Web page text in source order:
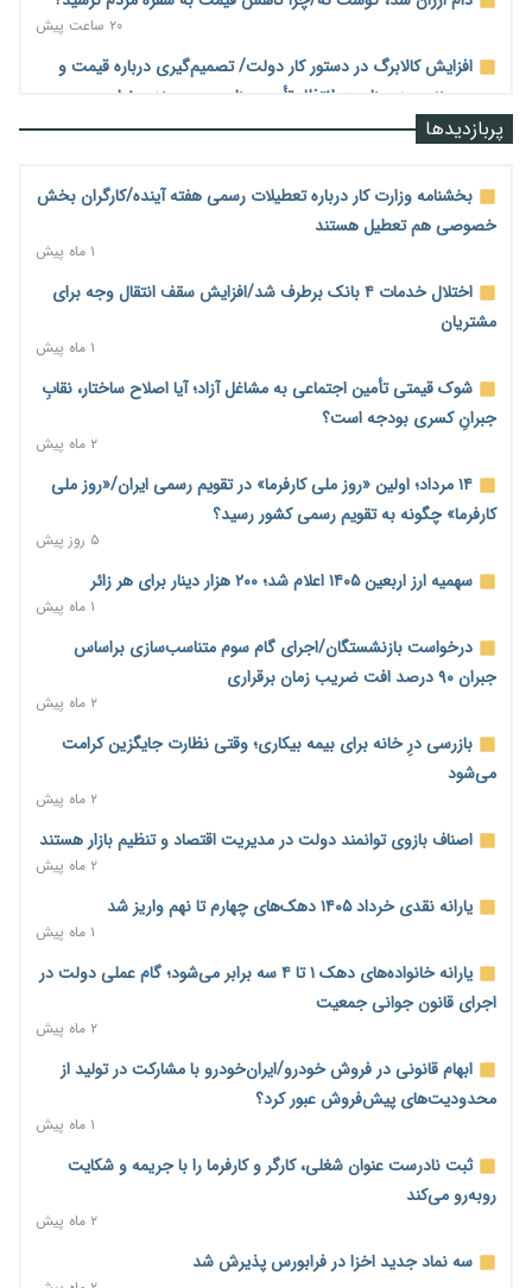
۲۰ ساعت پیش
افزایش کالابرگ در دستور کار دولت/ تصمیم‌گیری درباره قیمت و
سهمیه بنزین همچنان در انتظار تأمین منابع و جمع‌بندی نهایی
متخلفان شد
نرخ سود بانکی در دوراهی تورم و رکود؛ بورس در انتظار تصمیم
سیاست‌گذار
سیاست‌های ناپایدار در بازار جهانی
شیر صنعتی چگونه تولید می‌شود؟ پاسخ مدیر کل استاندارد به
شایعات فضای مجازی
نسخه قطعه‌سازان برای سایپا؛ خروج دولت از مدیریت پیش از
واگذاری
تجارت خارجی ایران در مسیر تسویه فرامرزی با رمزارز
یک سال پرچالش اینترنت/دولت چهاردهم از محدودیت به سمت
توسعه زیرساخت رفت
هشدار دیوان محاسبات درباره حساب‌های خارج از خزانه؛ ۱۲۴ حساب
ارزی در تیررس نظارت
نه از جنگ می‌ترسیم، نه از مذاکره برای منافع ملی
فرمول تازه مستمری در راه است؛ کارگران بازنده اصلاحات تأمین
اجتماعی؟
کنترل ترازنامه بانک‌ها؛ شمشیر دولبه مهار تورم و تأمین مالی تولید
جنگ با تورم از بانک‌ها و بودجه آغاز می‌شود؛ نسخه انضباط آهنین
برای اقتصاد
عینک گران‌تر شد؛ ارز و عوارض گمرکی قدرت خرید مردم را نشانه
رفت
پربازدیدها
بخشنامه وزارت کار درباره تعطیلات رسمی هفته آینده/کارگران بخش
خصوصی هم تعطیل هستند
۱ ماه پیش
اختلال خدمات ۴ بانک برطرف شد/افزایش سقف انتقال وجه برای
مشتریان
۱ ماه پیش
شوک قیمتی تأمین اجتماعی به مشاغل آزاد؛ آیا اصلاح ساختار، نقابِ
جبرانِ کسری بودجه است؟
۲ ماه پیش
۱۴ مرداد؛ اولین «روز ملی کارفرما» در تقویم رسمی ایران/«روز ملی
کارفرما» چگونه به تقویم رسمی کشور رسید؟
۵ روز پیش
سهمیه ارز اربعین ۱۴۰۵ اعلام شد؛ ۲۰۰ هزار دینار برای هر زائر
۱ ماه پیش
درخواست بازنشستگان/اجرای گام سوم متناسب‌سازی براساس
جبران ۹۰ درصد افت ضریب زمان برقراری
۲ ماه پیش
بازرسی درِ خانه برای بیمه بیکاری؛ وقتی نظارت جایگزین کرامت
می‌شود
۲ ماه پیش
اصناف بازوی توانمند دولت در مدیریت اقتصاد و تنظیم بازار هستند
۲ ماه پیش
یارانه نقدی خرداد ۱۴۰۵ دهک‌های چهارم تا نهم واریز شد
۱ ماه پیش
یارانه خانواده‌های دهک ۱ تا ۴ سه برابر می‌شود؛ گام عملی دولت در
اجرای قانون جوانی جمعیت
۲ ماه پیش
ابهام قانونی در فروش خودرو/ایران‌خودرو با مشارکت در تولید از
محدودیت‌های پیش‌فروش عبور کرد؟
۱ ماه پیش
ثبت نادرست عنوان شغلی، کارگر و کارفرما را با جریمه و شکایت
روبه‌رو می‌کند
۲ ماه پیش
سه نماد جدید اخزا در فرابورس پذیرش شد